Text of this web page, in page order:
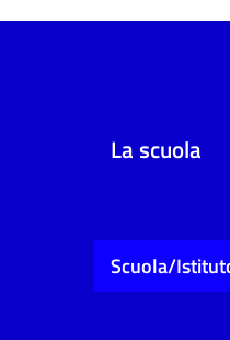
La scuola
Scuola/